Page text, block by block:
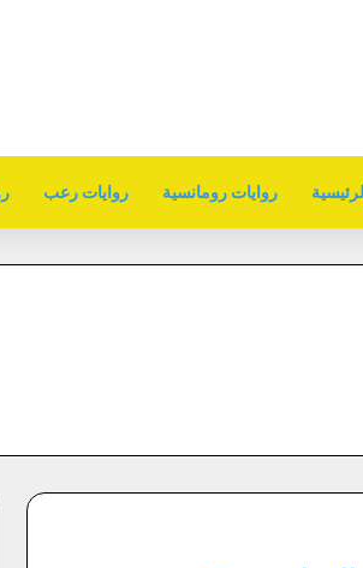
روايات رومانسية روايات رعب